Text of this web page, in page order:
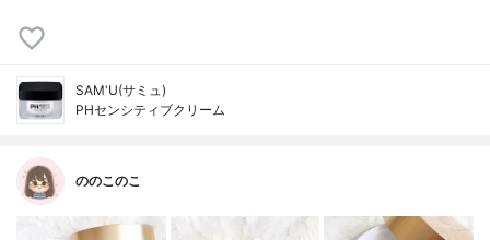
SAM'U(サミュ)
PHセンシティブクリーム
ののこのこ